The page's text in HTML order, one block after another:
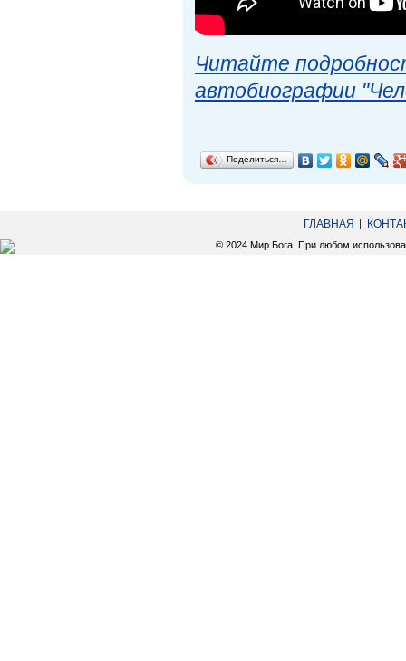
Читайте
автобиографии
Поделиться…
ГЛАВНАЯ
© 2024 Мир Бога. При любом